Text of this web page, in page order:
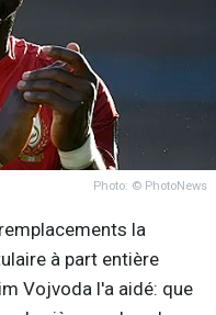
Photo: © PhotoNews
la
à part entière
Vojvoda l'a aidé: que